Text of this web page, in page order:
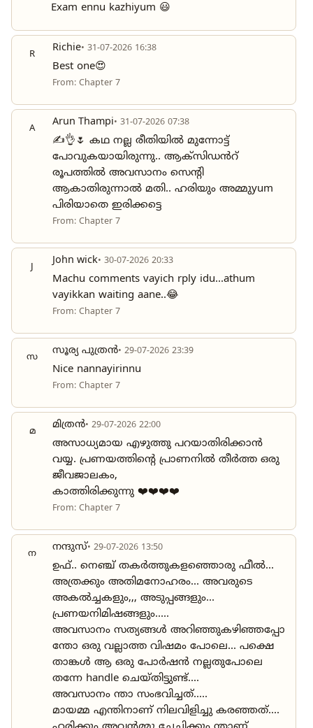
Exam ennu kazhiyum 😃
R Richie• 31-07-2026 16:38
Best one😍
From: Chapter 7
A Arun Thampi• 31-07-2026 07:38
✍️👌🌷 കഥ നല്ല രീതിയിൽ മുന്നോട്ട്
പോവുകയായിരുന്നു.. ആക്സിഡൻറ്
രൂപത്തിൽ അവസാനം സെന്റി
ആകാതിരുന്നാൽ മതി.. ഹരിയും അമ്മുyum
പിരിയാതെ ഇരിക്കട്ടെ
From: Chapter 7
John wick• 30-07-2026 20:33
Machu comments vayich rply idu...athum
vayikkan waiting aane..😂
From: Chapter 7
സ സൂര്യ പുത്രൻ• 29-07-2026 23:39
Nice nannayirinnu
From: Chapter 7
മ മിത്രൻ• 29-07-2026 22:00
അസാധ്യമായ എഴുത്തു പറയാതിരിക്കാൻ
വയ്യ. പ്രണയത്തിന്റെ പ്രാണനിൽ തീർത്ത ഒരു
ജീവജാലകം,
കാത്തിരിക്കുന്നു ❤️❤️❤️❤️
From: Chapter 7
ന നന്ദുസ്• 29-07-2026 13:50
ഉഫ്.. നെഞ്ച് തകർത്തുകളഞ്ഞൊരു ഫീൽ...
അത്രക്കും അതിമനോഹരം... അവരുടെ
അകൽച്ചകളും,,, അടുപ്പങ്ങളും...
പ്രണയനിമിഷങ്ങളും.....
അവസാനം സത്യങ്ങൾ അറിഞ്ഞുകഴിഞ്ഞപ്പോ
ന്തോ ഒരു വല്ലാത്ത വിഷമം പോലെ... പക്ഷെ
താങ്കൾ ആ ഒരു പോർഷൻ നല്ലതുപോലെ
തന്നേ handle ചെയ്തിട്ടുണ്ട്....
അവസാനം ന്താ സംഭവിച്ചത്.....
മായമ്മ എന്തിനാണ് നിലവിളിച്ചു കരഞ്ഞത്....